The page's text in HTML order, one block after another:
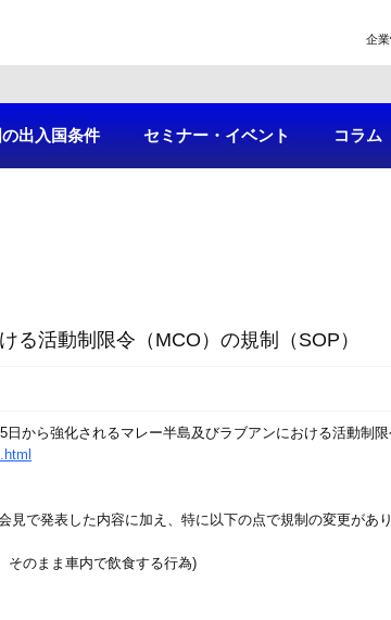
企
出入国条件 セミナー・イベント コラム
活動制限令（MCO）の規制（SOP）
から強化されるマレー半島及びラブアンにおける活動制
で発表した内容に加え、特に以下の点で規制の変更があ
そのまま車内で飲食する行為)